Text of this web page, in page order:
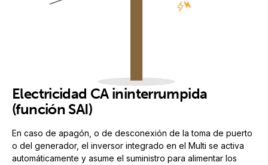
Electricidad CA ininterrumpida
(función SAI)
En caso de apagón, o de desconexión de la toma de puerto
o del generador, el inversor integrado en el Multi se activa
automáticamente y asume el suministro para alimentar los